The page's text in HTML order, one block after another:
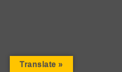
Translate »